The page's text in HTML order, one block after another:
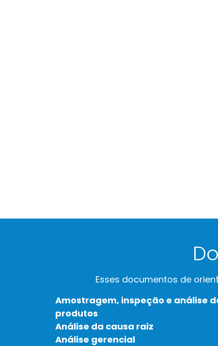
Esses documentos de
Amostragem, inspeção e análise
produtos
Análise da causa raiz
Análise gerencial